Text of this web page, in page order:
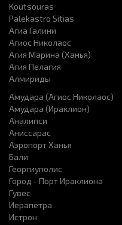
Koutsouras
Palekastro Sitias
Агиа Галини
Агиос Николаос
Агия Марина (Ханья)
Агия Пелагия
Алмириды
Амудара (Агиос Николаос)
Амудара (Ираклион)
Аналипси
Аниссарас
Аэропорт Ханья
Бали
Георгиуполис
Город - Порт Ираклиона
Гувес
Иерапетра
Истрон